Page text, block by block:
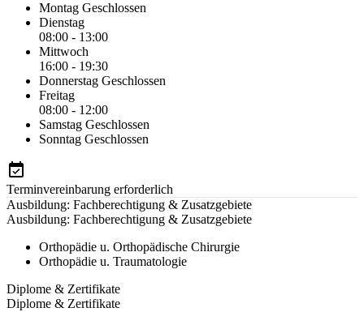
Montag Geschlossen
Dienstag
08:00 - 13:00
Mittwoch
16:00 - 19:30
Donnerstag Geschlossen
Freitag
08:00 - 12:00
Samstag Geschlossen
Sonntag Geschlossen
Terminvereinbarung erforderlich
Ausbildung: Fachberechtigung & Zusatzgebiete
Ausbildung: Fachberechtigung & Zusatzgebiete
Orthopädie u. Orthopädische Chirurgie
Orthopädie u. Traumatologie
Diplome & Zertifikate
Diplome & Zertifikate